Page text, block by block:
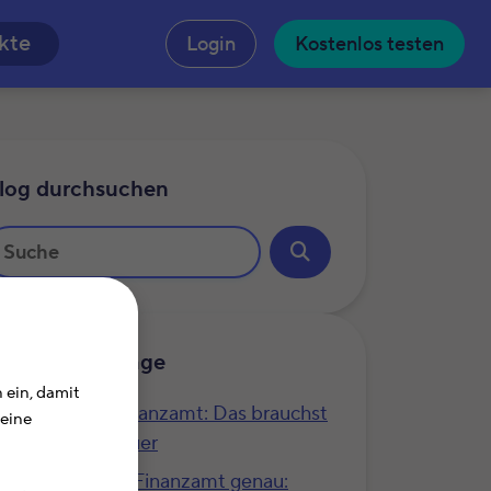
ein, damit
Login Kostenlos testen
durchsuchen
Beiträge
Belege fürs Finanzamt: Das brauchst
Du für die Steuer
Hier prüft das Finanzamt genau: